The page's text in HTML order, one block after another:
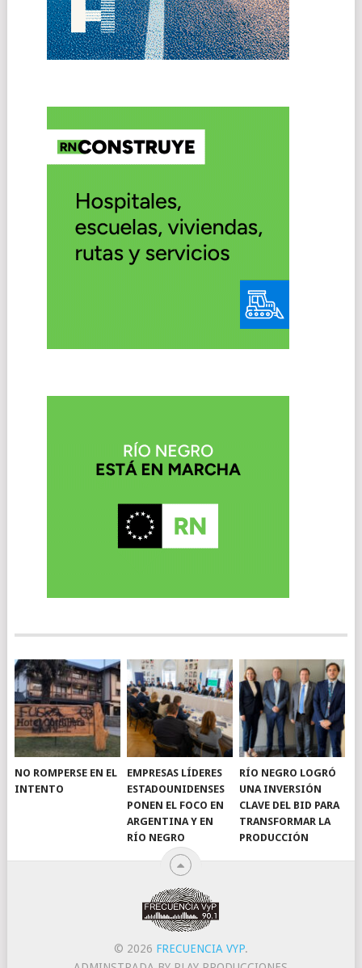
NO ROMPERSE EN EL
INTENTO
EMPRESAS LÍDERES
ESTADOUNIDENSES
PONEN EL FOCO EN
ARGENTINA Y EN
RÍO NEGRO
RÍO NEGRO LOGRÓ
UNA INVERSIÓN
CLAVE DEL BID PARA
TRANSFORMAR LA
PRODUCCIÓN
© 2026 FRECUENCIA VYP.